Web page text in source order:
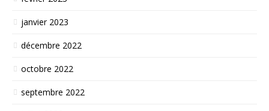
janvier 2023
décembre 2022
octobre 2022
septembre 2022